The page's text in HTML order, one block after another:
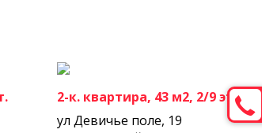
2-к. квартира, 43 м2, 2/9 эт.
ул Девичье поле, 19